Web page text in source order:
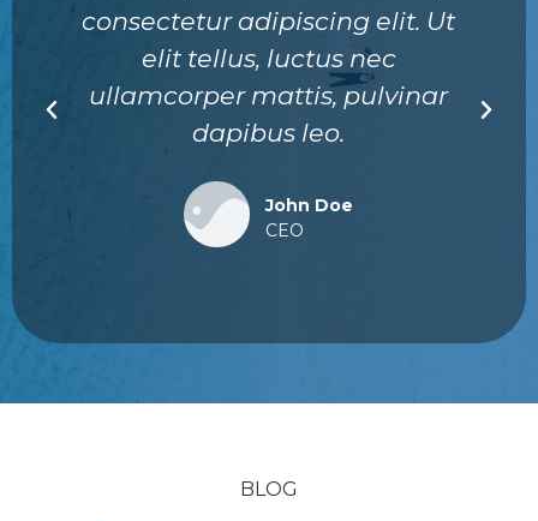
consectetur adipiscing elit. Ut
elit tellus, luctus nec
ullamcorper mattis, pulvinar
dapibus leo.
John Doe
CEO
BLOG